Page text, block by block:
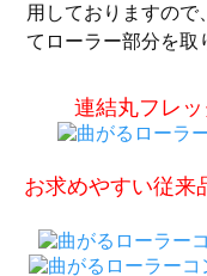
用しておりますので
てローラー部分を取
連結丸フレ
お求めやすい従来